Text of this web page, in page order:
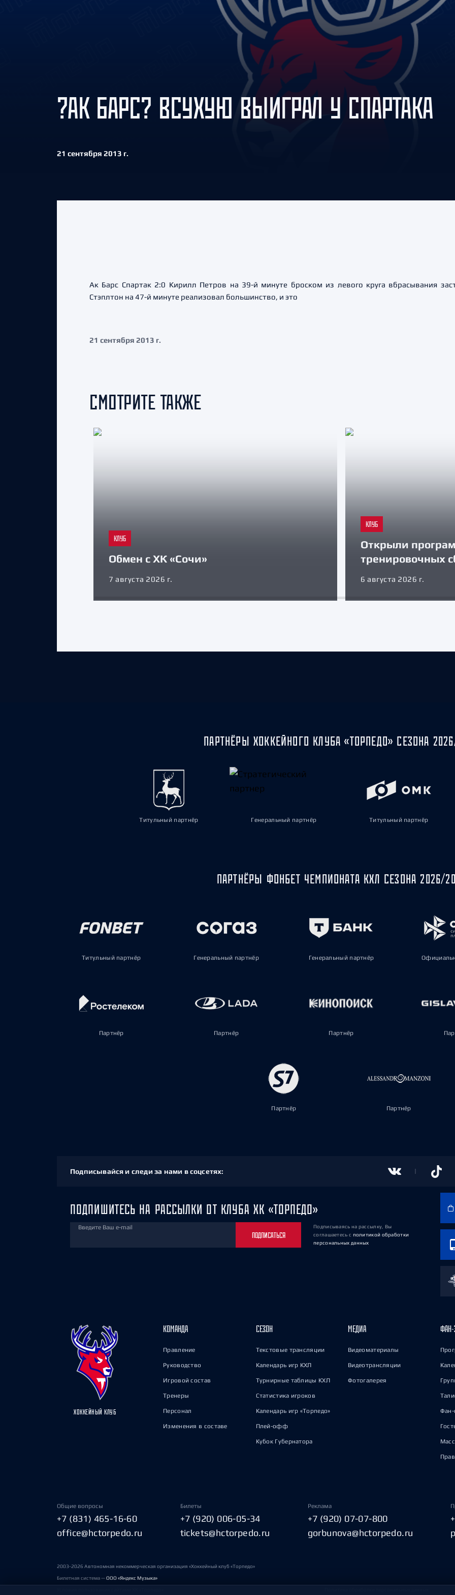
Амур
Барыс
Салават Юлаев
Сибирь
?АК БАРС? ВСУХУЮ ВЫИГРАЛ У СПАРТАКА
21 сентября 2013 г.
Ак Барс Спартак 2:0 Кирилл Петров на 39-й минуте броском из левого круга вбрасывания
Стэплтон на 47-й минуте реализовал большинство, и это
21 сентября 2013 г.
СМОТРИТЕ ТАКЖЕ
КЛУБ
Обмен с ХК «Сочи»
7 августа 2026 г.
КЛУБ
Открыли
тренировочных
6 августа 2026 г.
ПАРТНЁРЫ ХОККЕЙНОГО КЛУБА «ТОРПЕДО» СЕЗОНА
Титульный партнёр Генеральный партнёр Титульный партнёр
ПАРТНЁРЫ ФОНБЕТ ЧЕМПИОНАТА КХЛ СЕЗОНА 2026/
Титульный партнёр Генеральный партнёр Генеральный партнёр
Партнёр Партнёр Партнёр
Партнёр Партнёр
Подписывайся и следи за нами в соцсетях:
ПОДПИШИТЕСЬ НА РАССЫЛКИ ОТ КЛУБА ХК «ТОРПЕДО»
Введите Ваш e-mail
ПОДПИСАТЬСЯ
Подписываясь на рассылку, Вы
соглашаетесь с политикой обработки
персональных данных
ХОККЕЙНЫЙ КЛУБ
КОМАНДА
Правление
Руководство
Игровой состав
Тренеры
Персонал
Изменения в составе
СЕЗОН
Текстовые трансляции
Календарь игр КХЛ
Турнирные таблицы КХЛ
Статистика игроков
Календарь игр «Торпедо»
Плей-офф
Кубок Губернатора
МЕДИА
Видеоматериалы
Видеотрансляции
Фотогалерея
ФАН-
Фан-
Общие вопросы
+7 (831) 465-16-60
office@hctorpedo.ru
Билеты
+7 (920) 006-05-34
tickets@hctorpedo.ru
Реклама
+7 (920) 07-07-800
gorbunova@hctorpedo.ru
2003-2026 Автономная некоммерческая организация «Хоккейный клуб «Торпедо»
Билетная система —ООО «Яндекс Музыка»